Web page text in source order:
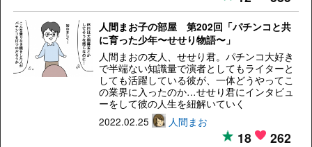
人間まお子の部屋 第202回「パチンコと共
に育った少年〜せせり物語〜」
人間まおの友人、せせり君。パチンコ大好き
で半端ない知識量で演者としてもライターと
しても活躍している彼が、一体どうやってこ
の業界に入ったのか…せせり君にインタビュ
ーをして彼の人生を紐解いていく
2022.02.25
人間まお
18 262